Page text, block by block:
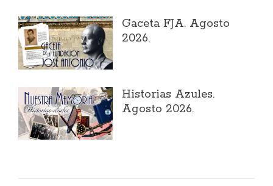
Gaceta FJA. Agosto
2026.
Historias Azules.
Agosto 2026.